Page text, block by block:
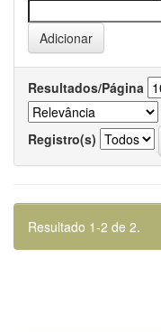
Resultados/Página
Registro(s)
Resultado 1-2 de 2.